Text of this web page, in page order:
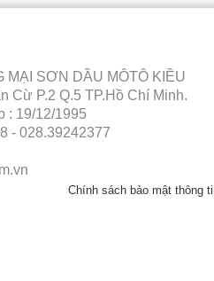
SƠN DẦU MÔTÔ KIỀU
Cừ P.2 Q.5 TP.Hồ Chí Minh.
: 19/12/1995
- 028.39242377
Chính sách bảo mật thông